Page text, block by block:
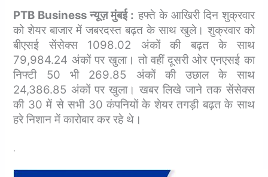
PTB Business न्यूज़ मुंबई : हफ्ते के आखिरी दिन शुक्रवार
को शेयर बाजार में जबरदस्त बढ़त के साथ खुले। शुक्रवार को
बीएसई सेंसेक्स 1098.02 अंकों की बढ़त के साथ
79,984.24 अंकों पर खुला। तो वहीं दूसरी ओर एनएसई का
निफ्टी 50 भी 269.85 अंकों की उछाल के साथ
24,386.85 अंकों पर खुला। खबर लिखे जाने तक सेंसेक्स
की 30 में से सभी 30 कंपनियों के शेयर तगड़ी बढ़त के साथ
हरे निशान में कारोबार कर रहे थे।
.